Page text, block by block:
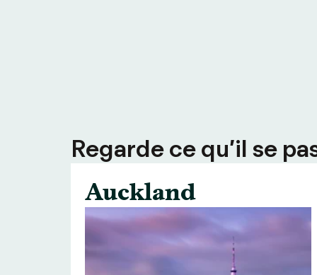
Regarde ce qu’il se
Auckland